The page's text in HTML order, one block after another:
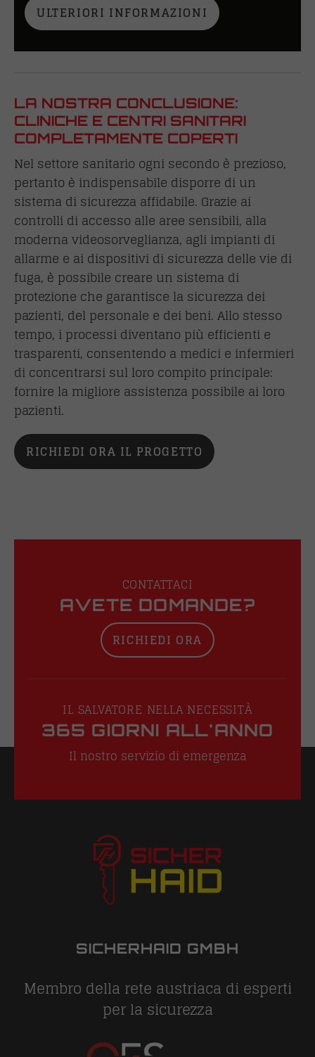
ULTERIORI INFORMAZIONI
LA NOSTRA CONCLUSIONE:
CLINICHE E CENTRI SANITARI
COMPLETAMENTE COPERTI
Nel settore sanitario ogni secondo è prezioso,
pertanto è indispensabile disporre di un
sistema di sicurezza affidabile. Grazie ai
controlli di accesso alle aree sensibili, alla
moderna videosorveglianza, agli impianti di
allarme e ai dispositivi di sicurezza delle vie di
fuga, è possibile creare un sistema di
protezione che garantisce la sicurezza dei
pazienti, del personale e dei beni. Allo stesso
tempo, i processi diventano più efficienti e
trasparenti, consentendo a medici e infermieri
di concentrarsi sul loro compito principale:
fornire la migliore assistenza possibile ai loro
pazienti.
RICHIEDI ORA IL PROGETTO
CONTATTACI
AVETE DOMANDE?
RICHIEDI ORA
IL SALVATORE NELLA NECESSITÀ
365 GIORNI ALL'ANNO
Il nostro servizio di emergenza
SICHERHAID GMBH
Membro della rete austriaca di esperti
per la sicurezza